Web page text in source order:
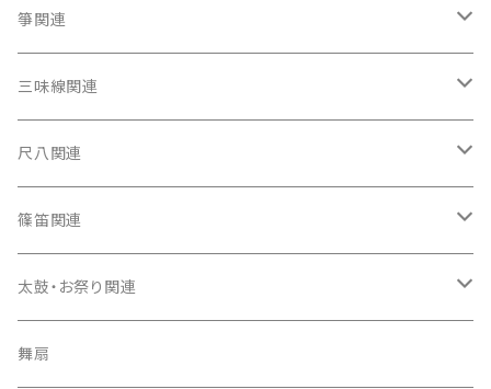
箏関連
箏（本体）
箏カバー
箏袋
口前袋・尾布
爪・爪輪
三味線関連
三味線（本体）
三味線ケース
長トランク・三ツ折トランク
ソフトケース
雨用カバー
長袋・三ツ組袋・胴袋
尺八関連
尺八（本体）
尺八袋
歌口キャップ
篠笛関連
篠笛（本体）
お祭り用６穴
篠笛袋
太鼓・お祭り関連
太鼓（本体）
舞扇